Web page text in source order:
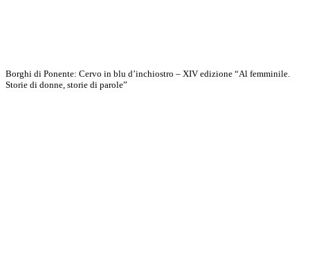
Borghi di Ponente: Cervo in blu d’inchiostro – XIV edizione “Al femminile.
Storie di donne, storie di parole”